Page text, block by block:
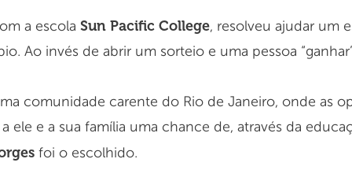
a escola Sun Pacific College, resolveu ajudar um
Ao invés de abrir um sorteio e uma pessoa
comunidade carente do Rio de Janeiro, onde as
ele e a sua família uma chance de, através da
foi o escolhido.